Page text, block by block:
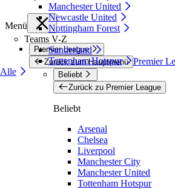
Manchester United
Newcastle United
Nottingham Forest
Teams V-Z
Sunderland
Tottenham Hotspur
Alle
Menü
Premier League
Zurück zum Hauptmenü Premier
Beliebt
Zurück zu Premier League
Beliebt
Arsenal
Chelsea
Liverpool
Manchester City
Manchester United
Tottenham Hotspur